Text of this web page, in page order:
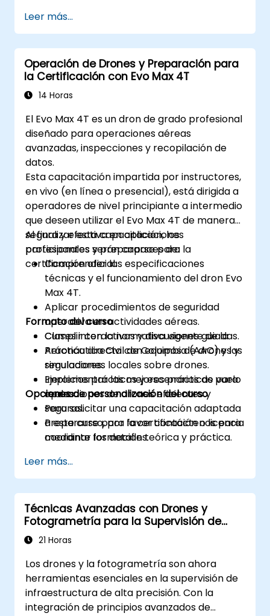
Aprender a operar de manera segura y
efectiva el robot ABB IRB 2600ID.
Entender las normas y procedimientos de
seguridad relevantes para las
operaciones de soldadura robótica.
Leer más...
Operación de Drones y Preparación para
la Certificación con Evo Max 4T
14 Horas
El Evo Max 4T es un dron de grado profesional
diseñado para operaciones aéreas
avanzadas, inspecciones y recopilación de
datos.
Esta capacitación impartida por instructores,
en vivo (en línea o presencial), está dirigida a
operadores de nivel principiante a intermedio
que deseen utilizar el Evo Max 4T de manera
segura y efectiva en aplicaciones
profesionales y prepararse para la
certificación oficial.
Al finalizar esta capacitación, los
participantes serán capaces de:
Comprender las especificaciones
técnicas y el funcionamiento del dron Evo
Max 4T.
Aplicar procedimientos de seguridad
operativa en actividades aéreas.
Cumplir con la normativa vigente de la
Aeronáutica Civil de Colombia (AAC) y las
regulaciones locales sobre drones.
Implementar las mejores prácticas para
operaciones de drones eficientes y
seguras.
Prepararse para la certificación o licencia
mediante formación teórica y práctica.
Formato del curso
Clases interactivas y discusiones guiadas.
Práctica directa con equipos de drones y
simuladores.
Ejercicios prácticos y escenarios de vuelo
reales.
Opciones de personalización del curso
Para solicitar una capacitación adaptada
a este curso, por favor contáctenos para
coordinar los detalles.
Leer más...
Técnicas Avanzadas con Drones y
Fotogrametría para la Supervisión de
Infraestructura
21 Horas
Los drones y la fotogrametría son ahora
herramientas esenciales en la supervisión de
infraestructura de alta precisión. Con la
integración de principios avanzados de